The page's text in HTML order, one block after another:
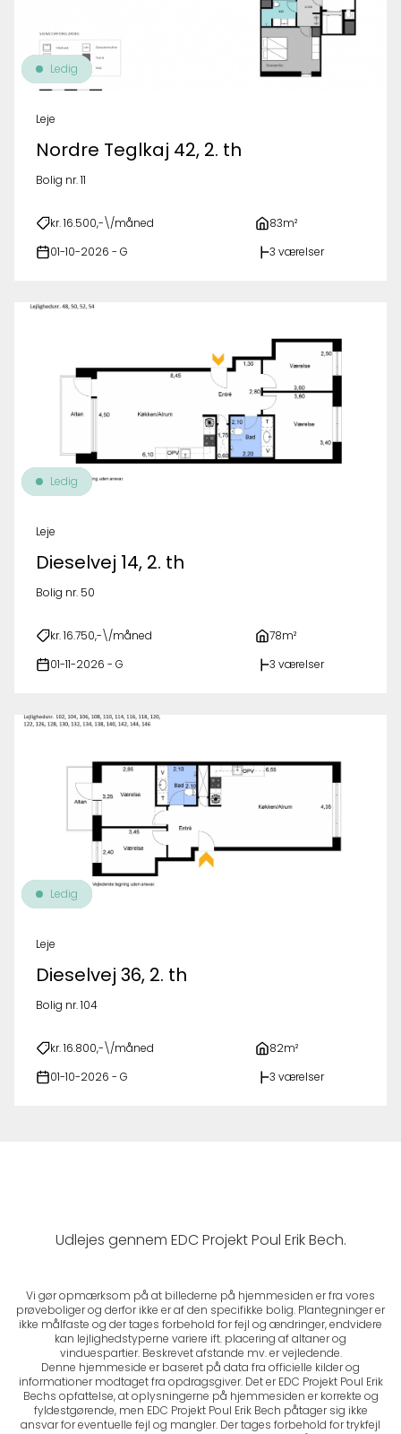
Ledig
Leje
Nordre Teglkaj 42, 2. th
Bolig nr. 11
kr. 16.500,-\/måned 83m²
01-10-2026 - G 3 værelser
Ledig
Leje
Dieselvej 14, 2. th
Bolig nr. 50
kr. 16.750,-\/måned 78m²
01-11-2026 - G 3 værelser
Ledig
Leje
Dieselvej 36, 2. th
Bolig nr. 104
kr. 16.800,-\/måned 82m²
01-10-2026 - G 3 værelser
Udlejes gennem EDC Projekt Poul Erik Bech.
Vi gør opmærksom på at billederne på hjemmesiden er fra vores
prøveboliger og derfor ikke er af den specifikke bolig. Plantegninger er
ikke målfaste og der tages forbehold for fejl og ændringer, endvidere
kan lejlighedstyperne variere ift. placering af altaner og
vinduespartier. Beskrevet afstande mv. er vejledende.
Denne hjemmeside er baseret på data fra officielle kilder og
informationer modtaget fra opdragsgiver. Det er EDC Projekt Poul Erik
Bechs opfattelse, at oplysningerne på hjemmesiden er korrekte og
fyldestgørende, men EDC Projekt Poul Erik Bech påtager sig ikke
ansvar for eventuelle fejl og mangler. Der tages forbehold for trykfejl